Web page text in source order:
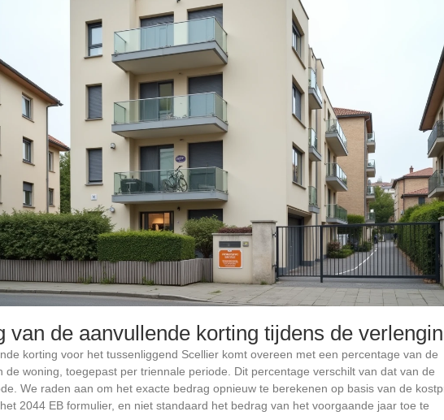
van de aanvullende korting tijdens de
korting voor het tussenliggend Scellier komt overeen met een percentage van de
de woning, toegepast per triennale periode. Dit percentage verschilt van dat van de
We raden aan om het exacte bedrag opnieuw te berekenen op basis van de
2044 EB formulier, en niet standaard het bedrag van het voorgaande jaar toe te